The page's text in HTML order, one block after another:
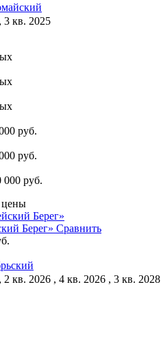
3 кв. 2025
руб.
руб.
000 руб.
Берег» Сравнить
кв. 2026 , 4 кв. 2026 , 3 кв. 2028